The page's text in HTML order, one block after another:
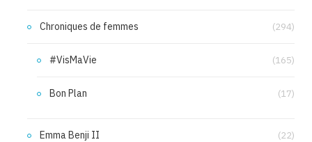
Chroniques de femmes (294)
#VisMaVie (165)
Bon Plan (17)
Emma Benji II (22)